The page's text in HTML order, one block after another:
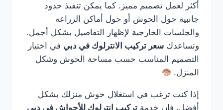
أكثر لعمل تصميم مميز. كما يمكن تنفيذ حدود
جانبية حول الحوش أو حول أماكن الزراعة
والجلسات الخارجية لإظهار التفاصيل بشكل أجمل.
وتساعدك سعر تركيب الانترلوك في دبي في اختيار
التصميم المناسب حسب مساحة الحوش وشكل
المنزل.
إذا كنت ترغب في استغلال حوش منزلك بشكل
أفضل، فإن خدمة تركيب انترلوك للأحواش في دبي